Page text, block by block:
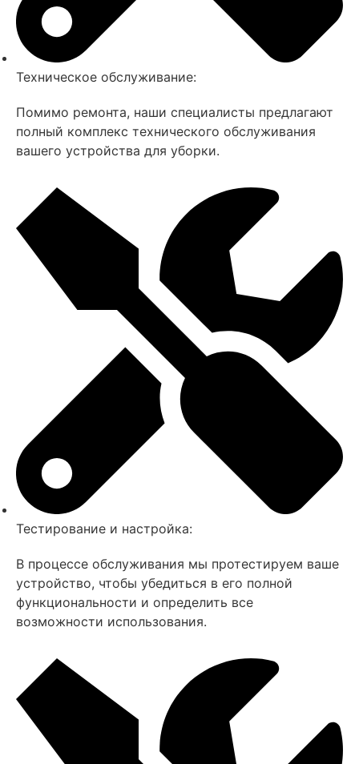
Техническое обслуживание:
Помимо ремонта, наши специалисты предлагают
полный комплекс технического обслуживания
вашего устройства для уборки.
Тестирование и настройка:
В процессе обслуживания мы протестируем ваше
устройство, чтобы убедиться в его полной
функциональности и определить все
возможности использования.